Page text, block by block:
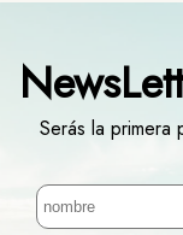
Serás la primera